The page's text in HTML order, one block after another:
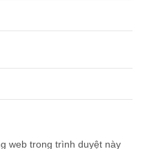
web trong trình duyệt này